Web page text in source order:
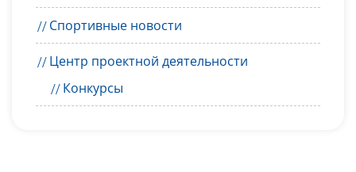
Спортивные новости
Центр проектной деятельности
Конкурсы